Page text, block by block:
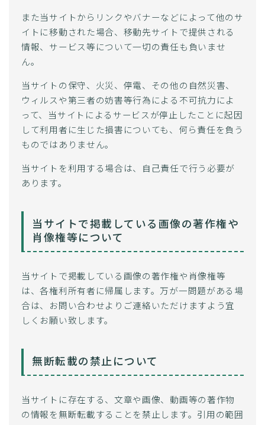
また当サイトからリンクやバナーなどによって他のサ
イトに移動された場合、移動先サイトで提供される
情報、サービス等について一切の責任も負いませ
ん。
当サイトの保守、火災、停電、その他の自然災害、
ウィルスや第三者の妨害等行為による不可抗力によ
って、当サイトによるサービスが停止したことに起因
して利用者に生じた損害についても、何ら責任を負う
ものではありません。
当サイトを利用する場合は、自己責任で行う必要が
あります。
当サイトで掲載している画像の著作権や
肖像権等について
当サイトで掲載している画像の著作権や肖像権等
は、各権利所有者に帰属します。万が一問題がある場
合は、お問い合わせよりご連絡いただけますよう宜
しくお願い致します。
無断転載の禁止について
当サイトに存在する、文章や画像、動画等の著作物
の情報を無断転載することを禁止します。引用の範囲